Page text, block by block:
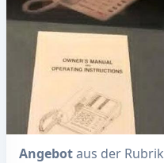
Angebotaus der Rubrik